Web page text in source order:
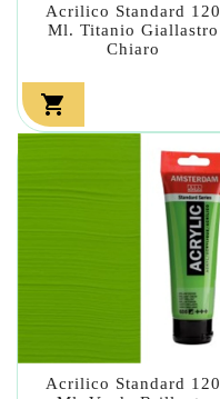
Acrilico Standard 120
Ml. Titanio Giallastro
Chiaro

Acrilico Standard 120